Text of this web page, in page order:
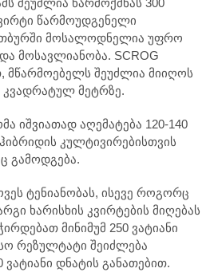
წარმოუდგენელი
მოსალოდნელია უფრო
მოსავლიანობა. SCROG
მწარმოებელს შეუძლია მიიღოს
კვადრატულ მეტრზე.
იშვიათად აღემატება 120-140
კულტივირებისთვის
გამოდგება.
ტენიანობას, ისევე როგორც
ხარისხის კვირტების მიღებას
მინიმუმ 250 ვატიანი
რეზულტატი შეიძლება
ვატიანი დნატის განათებით.